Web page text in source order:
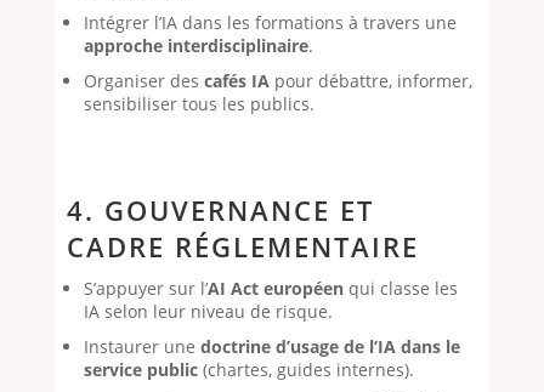
Intégrer l’IA dans les formations à travers une
approche interdisciplinaire.
Organiser des cafés IApour débattre, informer,
sensibiliser tous les publics.
4. GOUVERNANCE ET
CADRE RÉGLEMENTAIRE
S’appuyer sur l’AI Act européenqui classe les
IA selon leur niveau de risque.
Instaurer une doctrine d’usage de l’IA dans le
service public(chartes, guides internes).